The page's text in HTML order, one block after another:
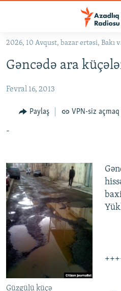
Əsas
qayıt
naviqasiyaya
Axtarışa
keç
KORRUPSIOMETR
#ƏSLINDƏ
ARAŞDIRMA
MULTIMEDIA
VIDEO
FOTOQALEREYA
İNFOQRAFIKA
KARIKATURA
RADIO ARXIV
OXU ZALI
AZƏRBAYCAN ƏDƏBIYYATI
İSLAM VƏ DEMOKRATIYA
İZ - MƏDƏNIYYƏT PROQRAMI
HAQQIMIZDA
MISSIYAMIZ
PEŞƏ ETIKASI VƏ JURNALISTIKA
MATERIALLARIMIZDAN ISTIFADƏ
BIZI IZLƏ
2026, 10 Avqust, bazar ertəsi, Bakı
Gəncədə ara
Fevral 16, 2013
Paylaş VPN-siz açmaq
-
Güzgülü küçə